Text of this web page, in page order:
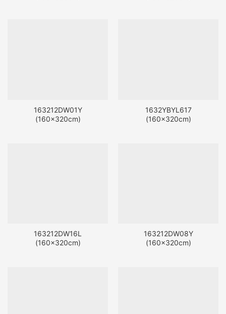
163212DW01Y
(160x320cm)
1632YBYL617
(160x320cm)
163212DW16L
(160x320cm)
163212DW08Y
(160x320cm)